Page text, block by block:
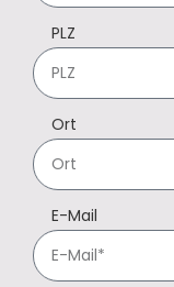
PLZ
Ort
E-Mail